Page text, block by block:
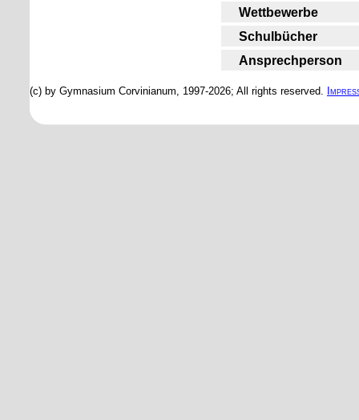
Wettbewerbe
Schulbücher
Ansprechperson
(c) by Gymnasium Corvinianum, 1997-2026; All rights reserved.